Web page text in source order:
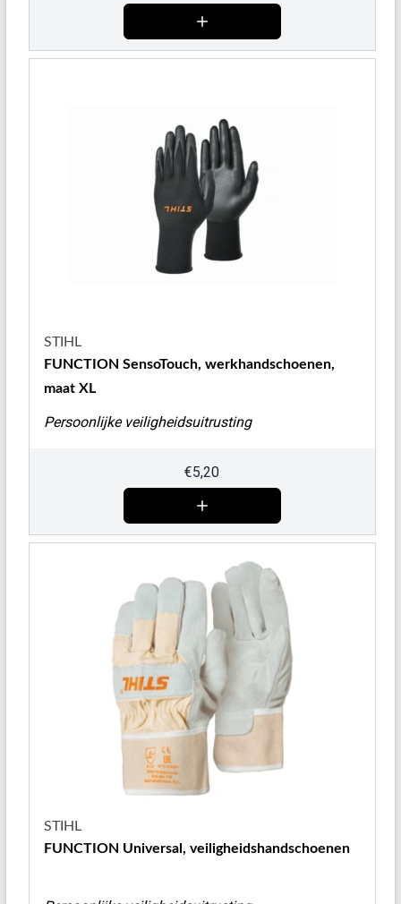
STIHL
FUNCTION SensoTouch, werkhandschoenen,
maat XL
Persoonlijke veiligheidsuitrusting
€5,20
STIHL
FUNCTION Universal, veiligheidshandschoenen